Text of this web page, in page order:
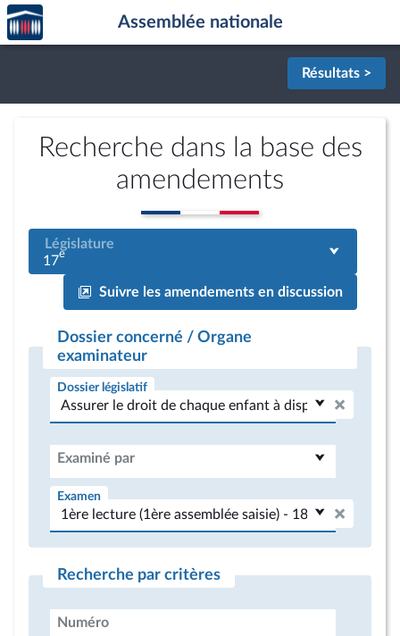
Aller au contenu
Aller en bas de la page
Accèder
à la
page
Assemblée nationale
Résultats >
Recherche dans la base des
amendements
Législature
17e
Suivre les amendements en discussion
Dossier concerné / Organe
examinateur
Dossier législatif
Examiné par
Examen
Recherche par critères
Numéro